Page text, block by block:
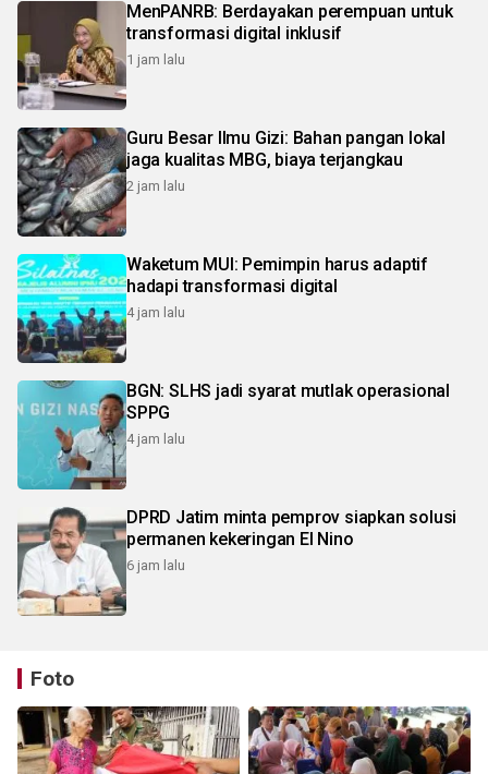
MenPANRB: Berdayakan perempuan untuk
transformasi digital inklusif
1 jam lalu
Guru Besar Ilmu Gizi: Bahan pangan lokal
jaga kualitas MBG, biaya terjangkau
2 jam lalu
Waketum MUI: Pemimpin harus adaptif
hadapi transformasi digital
4 jam lalu
BGN: SLHS jadi syarat mutlak operasional
SPPG
4 jam lalu
DPRD Jatim minta pemprov siapkan solusi
permanen kekeringan El Nino
6 jam lalu
Foto